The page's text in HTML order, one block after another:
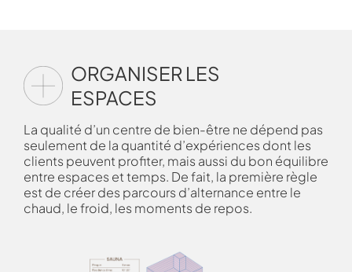
ORGANISER LES
ESPACES
La qualité d’un centre de bien-être ne dépend pas
seulement de la quantité d’expériences dont les
clients peuvent profiter, mais aussi du bon équilibre
entre espaces et temps. De fait, la première règle
est de créer des parcours d’alternance entre le
chaud, le froid, les moments de repos.